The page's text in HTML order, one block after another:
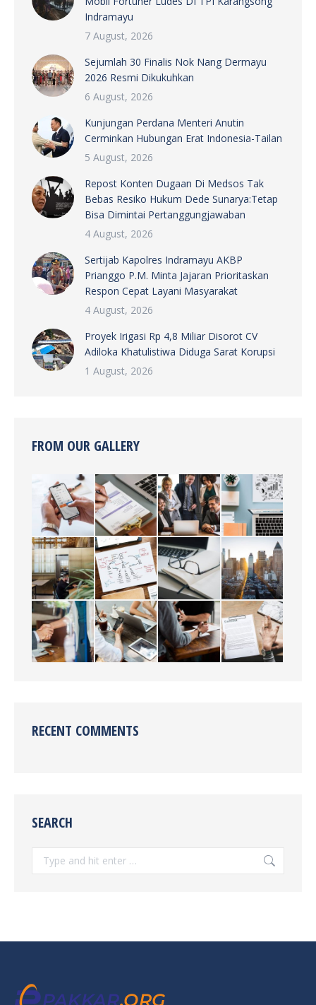
Indramayu
7 August, 2026
Sejumlah 30 Finalis Nok Nang Dermayu
2026 Resmi Dikukuhkan
6 August, 2026
Kunjungan Perdana Menteri Anutin
Cerminkan Hubungan Erat Indonesia-Tailan
5 August, 2026
Repost Konten Dugaan Di Medsos Tak
Bebas Resiko Hukum Dede Sunarya:Tetap
Bisa Dimintai Pertanggungjawaban
4 August, 2026
Sertijab Kapolres Indramayu AKBP
Prianggo P.M. Minta Jajaran Prioritaskan
Respon Cepat Layani Masyarakat
4 August, 2026
Proyek Irigasi Rp 4,8 Miliar Disorot CV
Adiloka Khatulistiwa Diduga Sarat Korupsi
1 August, 2026
FROM OUR GALLERY
RECENT COMMENTS
SEARCH
Search: